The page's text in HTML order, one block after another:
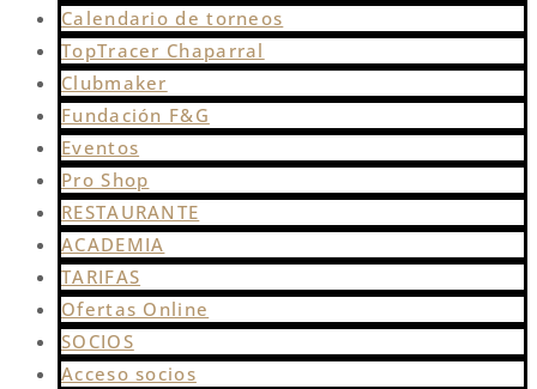
Calendario de torneos
TopTracer Chaparral
Clubmaker
Fundación F&G
Eventos
Pro Shop
RESTAURANTE
ACADEMIA
TARIFAS
Ofertas Online
SOCIOS
Acceso socios